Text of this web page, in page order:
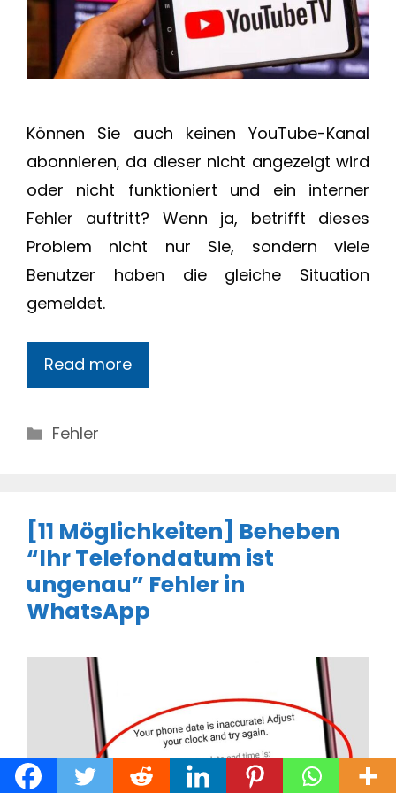
Können Sie auch keinen YouTube-Kanal
abonnieren, da dieser nicht angezeigt wird
oder nicht funktioniert und ein interner
Fehler auftritt? Wenn ja, betrifft dieses
Problem nicht nur Sie, sondern viele
Benutzer haben die gleiche Situation
gemeldet.
Read more
Categories
Fehler
[11 Möglichkeiten] Beheben
“Ihr Telefondatum ist
ungenau” Fehler in
WhatsApp